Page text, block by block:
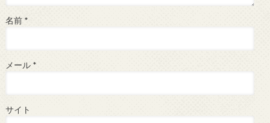
名前 *
メール *
サイト